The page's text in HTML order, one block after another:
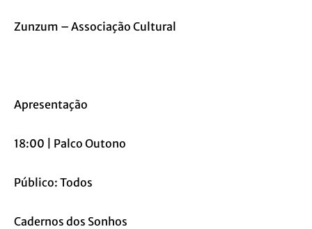
Zunzum – Associação Cultural
Apresentação
18:00 | Palco Outono
Público: Todos
Cadernos dos Sonhos